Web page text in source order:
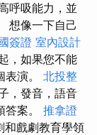
呼吸能力，並
想像一下自己
簽證 室內設計
，如果您不能
演。 北投整
，發音，語音
案。 推拿證
和戲劇教育學領